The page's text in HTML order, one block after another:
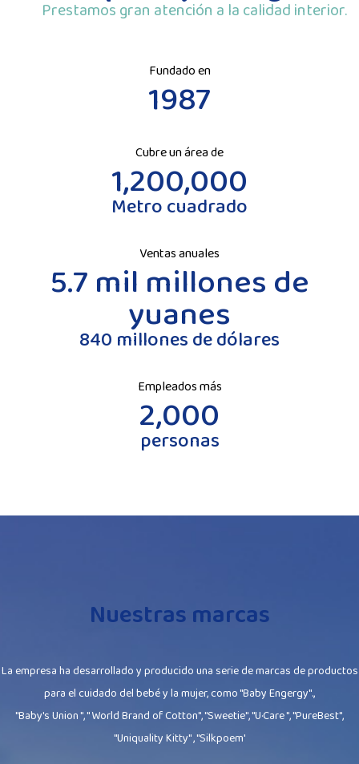
Prestamos gran atención a la calidad interior.
Fundado en
1987
Cubre un área de
1,200,000
Metro cuadrado
Ventas anuales
5.7 mil millones de
yuanes
840 millones de dólares
Empleados más
2,000
personas
Nuestras marcas
La empresa ha desarrollado y producido una serie de marcas de productos
para el cuidado del bebé y la mujer, como "Baby Engergy".,
"Baby's Union ", " World Brand of Cotton", "Sweetie", "U·Care ", "PureBest",
"Uniquality Kitty" , "Silkpoem'